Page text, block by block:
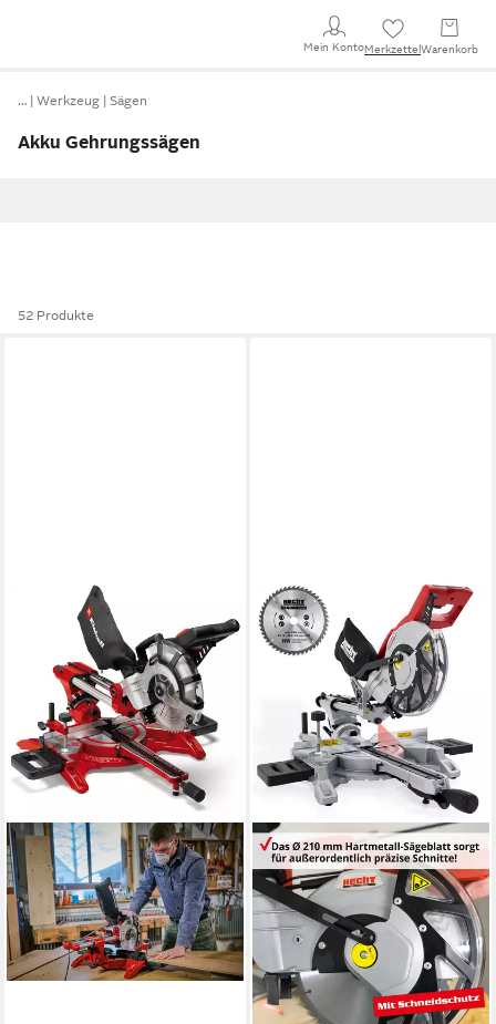
Mein KontoMerkzettel Warenkorb
… Werkzeug Sägen
Akku Gehrungssägen
52 Produkte